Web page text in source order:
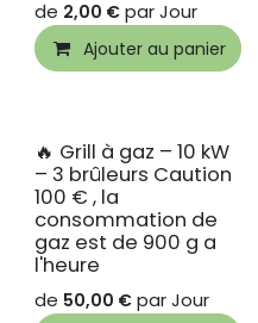
de 2,00 € parJour
Ajouter au panier
🔥 Grill à gaz – 10 kW
– 3 brûleurs Caution
100 € , la
consommation de
gaz est de 900 g a
l'heure
de 50,00 € parJour